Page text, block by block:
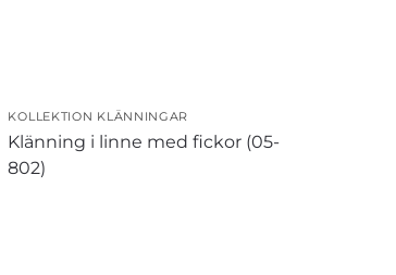
KOLLEKTION KLÄNNINGAR
Klänning i linne med fickor (05-
802)